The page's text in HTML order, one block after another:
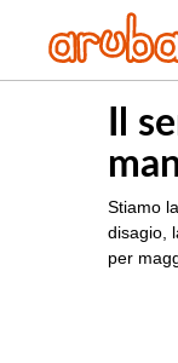
Il
Stiamo
disagio,
per